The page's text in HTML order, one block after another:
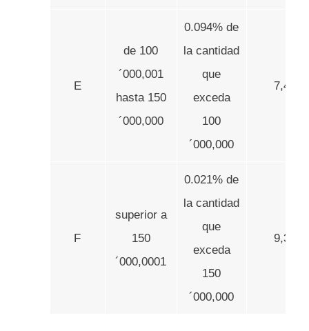
E
de 100
´000,001
hasta 150
´000,000
0.094% de
la cantidad
que
exceda
100
´000,000
F
superior a
150
´000,0001
0.021% de
la cantidad
que
exceda
150
´000,000